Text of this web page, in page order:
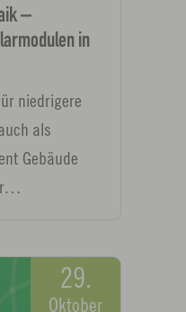
–
in
niedrigere
als
Gebäude
29.
Oktober